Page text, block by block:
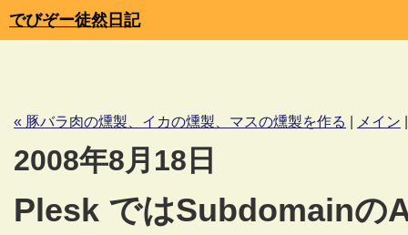
でびぞー徒然日記
« 豚バラ肉の燻製、イカの燻製、マスの燻製を作る メイン
2008年8月18日
Plesk ではSubdomainの